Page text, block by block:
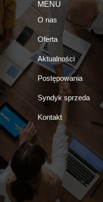
MENU
O nas
Oferta
Aktualności
Postępowania
Syndyk sprzeda
Kontakt